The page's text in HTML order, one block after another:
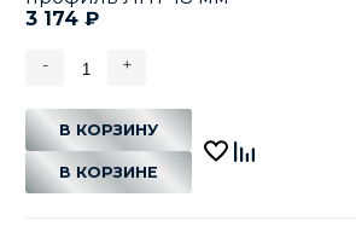
3 174 ₽
- +
В КОРЗИНУ
В КОРЗИНЕ